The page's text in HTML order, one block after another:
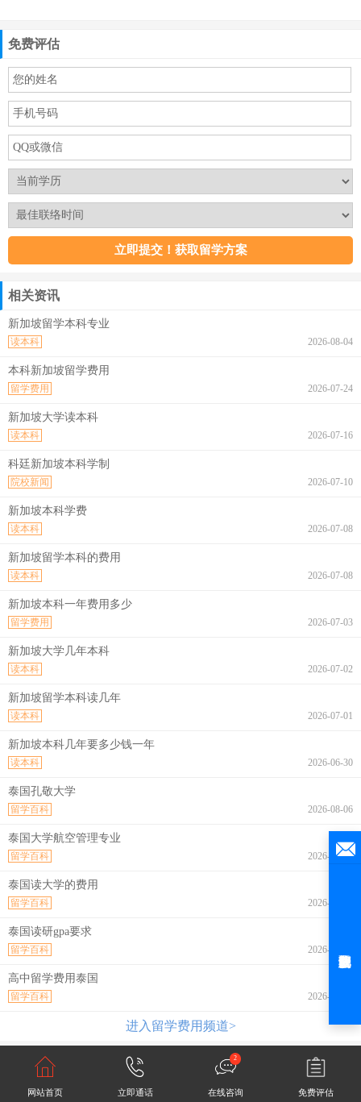
免费评估
相关资讯
新加坡留学本科专业
2026-08-04
读本科
本科新加坡留学费用
2026-07-24
留学费用
新加坡大学读本科
2026-07-16
读本科
科廷新加坡本科学制
2026-07-10
院校新闻
新加坡本科学费
2026-07-08
读本科
新加坡留学本科的费用
2026-07-08
读本科
新加坡本科一年费用多少
2026-07-03
留学费用
新加坡大学几年本科
2026-07-02
读本科
新加坡留学本科读几年
2026-07-01
读本科
新加坡本科几年要多少钱一年
2026-06-30
读本科
泰国孔敬大学
2026-08-06
留学百科
泰国大学航空管理专业
2026-08-06
留学百科
泰国读大学的费用
2026-08-06
留学百科
泰国读研gpa要求
2026-08-06
留学百科
高中留学费用泰国
2026-08-06
留学百科
进入留学费用频道>
网站首页 立即通话
2
在线咨询 免费评估